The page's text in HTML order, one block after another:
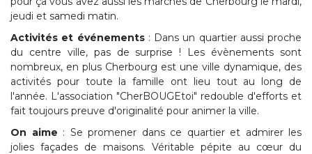
jeudi et samedi matin.
Activités et événements: Dans un quartier aussi proche
du centre ville, pas de surprise ! Les évènements sont
nombreux, en plus Cherbourg est une ville dynamique, des
activités pour toute la famille ont lieu tout au long de
l'année. L'association "CherBOUGEtoi" redouble d'efforts et
fait toujours preuve d'originalité pour animer la ville.
On aime : Se promener dans ce quartier et admirer les
jolies façades de maisons. Véritable pépite au cœur du